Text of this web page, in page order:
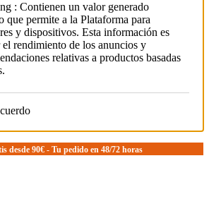
: Contienen un valor generado
que permite a la Plataforma para
y dispositivos. Esta información es
rendimiento de los anuncios y
relativas a productos basadas
desde 90€ - Tu pedido en 48/72 horas